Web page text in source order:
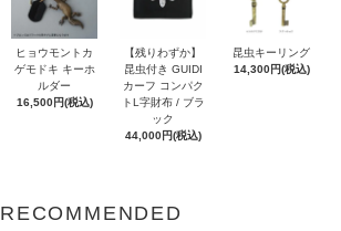
ヒョウモントカ
ゲモドキ キーホ
ルダー
16,500円(税込)
【残りわずか】
昆虫付き GUIDI
カーフ コンパク
トL字財布 / ブラ
ック
44,000円(税込)
昆虫キーリング
14,300円(税込)
RECOMMENDED